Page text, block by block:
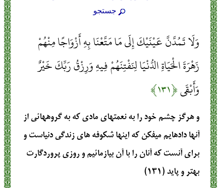
جستجو
وَلَا تَمُدَّنَّ عَيْنَيْكَ إِلَى مَا مَتَّعْنَا بِهِ أَزْوَاجًا مِنْهُمْ
زَهْرَةَ الْحَيَاةِ الدُّنْيَا لِنَفْتِنَهُمْ فِيهِ وَرِزْقُ رَبِّكَ خَيْرٌ
وَأَبْقَى﴿۱۳۱﴾
و هرگز چشم خود را به نعمتهاي مادي كه به گروههائي از
آنها دادهايم ميفكن كه اينها شكوفه‏ هاي زندگي دنياست و
براي آنست كه آنان را با آن بيازمائيم و روزي پروردگارت
بهتر و پايد (۱۳۱)